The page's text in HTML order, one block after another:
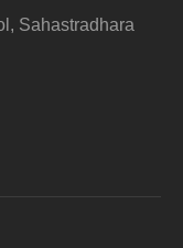
Sahastradhara